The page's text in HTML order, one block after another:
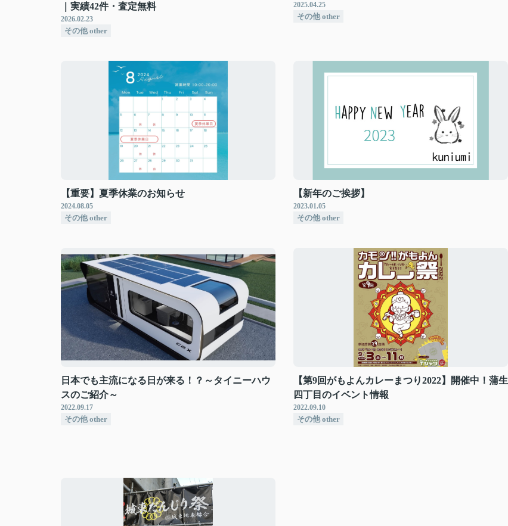
｜実績42件・査定無料
2026.02.23
その他 other
2025.04.25
その他 other
【重要】夏季休業のお知らせ
2024.08.05
その他 other
【新年のご挨拶】
2023.01.05
その他 other
日本でも主流になる日が来る！？～タイニーハウ
スのご紹介～
2022.09.17
その他 other
【第9回がもよんカレーまつり2022】開催中！蒲生
四丁目のイベント情報
2022.09.10
その他 other